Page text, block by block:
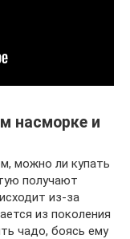
насморке и
можно ли купать
получают
из-за
из поколения
чадо, боясь ему